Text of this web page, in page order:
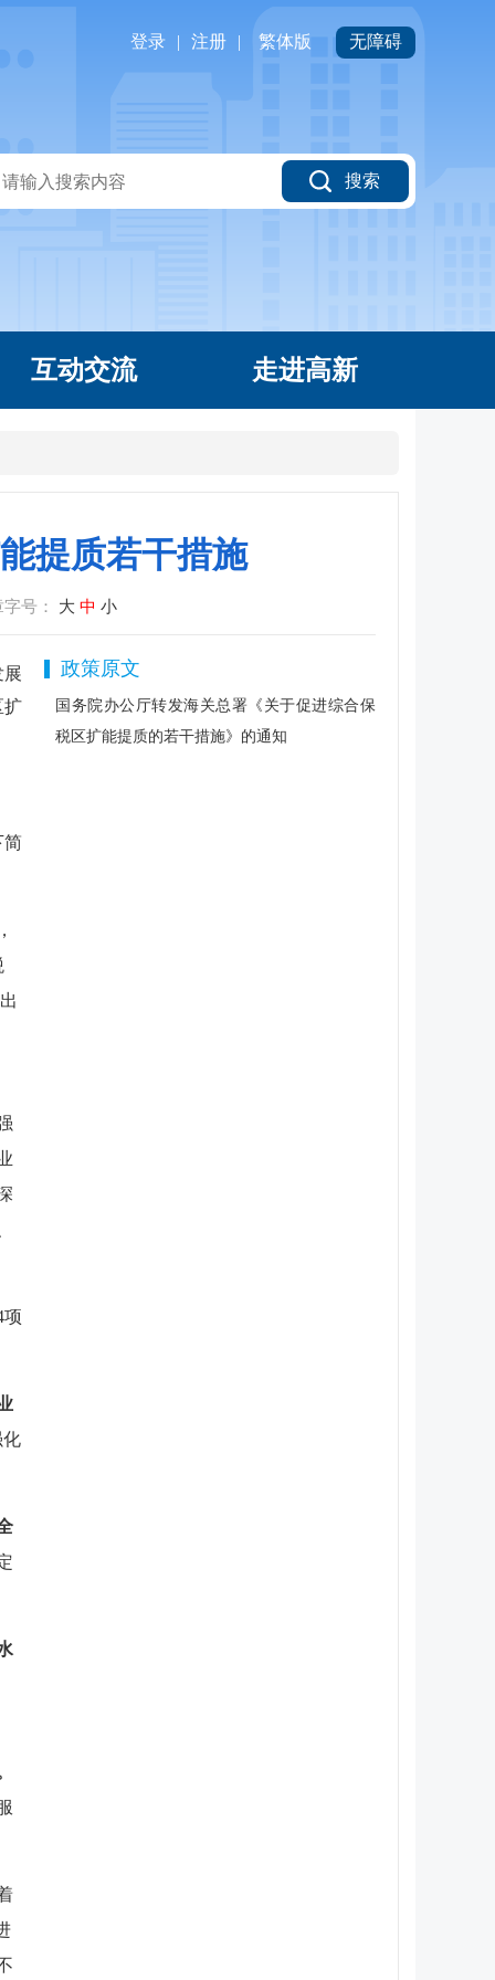
登录 | 注册 | 繁体版 无障碍
搜索
互动交流 走进高新
提质若干措施
号： 大 中 小
展
扩
简
项
化
政策原文
国务院办公厅转发海关总署《关于促进综合保
税区扩能提质的若干措施》的通知